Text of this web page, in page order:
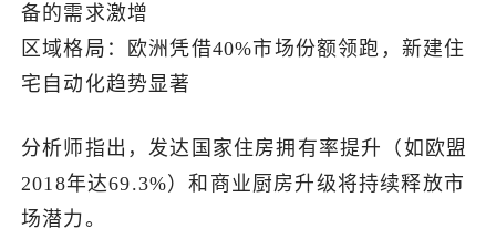
备的需求激增
区域格局：欧洲凭借40%市场份额领跑，新建住
宅自动化趋势显著
分析师指出，发达国家住房拥有率提升（如欧盟
2018年达69.3%）和商业厨房升级将持续释放市
场潜力。